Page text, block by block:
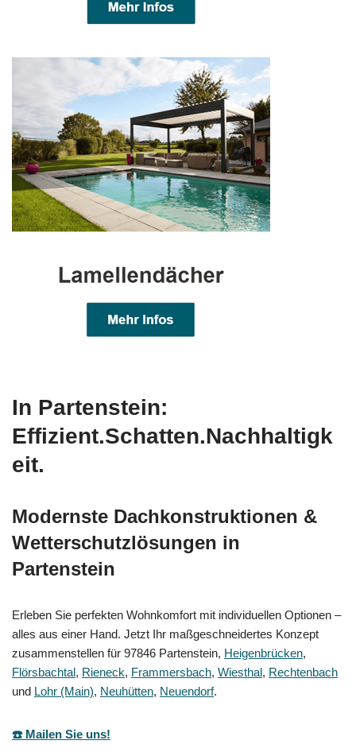
In Partenstein:
Effizient.Schatten.Nachhaltigk
eit.
Modernste Dachkonstruktionen &
Wetterschutzlösungen in
Partenstein
Erleben Sie perfekten Wohnkomfort mit individuellen Optionen –
alles aus einer Hand. Jetzt Ihr maßgeschneidertes Konzept
zusammenstellen für 97846 Partenstein, Heigenbrücken,
Flörsbachtal, Rieneck, Frammersbach, Wiesthal, Rechtenbach
und Lohr (Main), Neuhütten, Neuendorf.
☎️ Mailen Sie uns!